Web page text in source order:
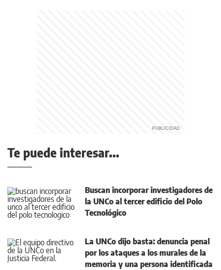
Te puede interesar...
Buscan incorporar investigadores de
la UNCo al tercer edificio del Polo
Tecnológico
La UNCo dijo basta: denuncia penal
por los ataques a los murales de la
memoria y una persona identificada